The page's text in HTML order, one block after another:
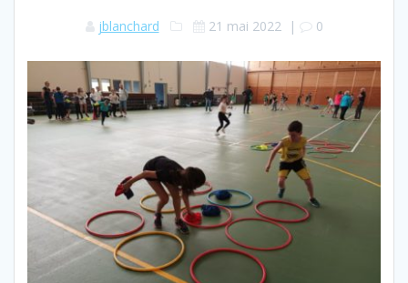
jblanchard 21 mai 2022 | 0